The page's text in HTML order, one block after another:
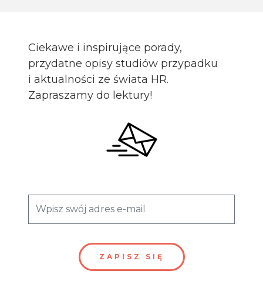
Ciekawe i inspirujące porady,
przydatne opisy studiów przypadku
i aktualności ze świata HR.
Zapraszamy do lektury!